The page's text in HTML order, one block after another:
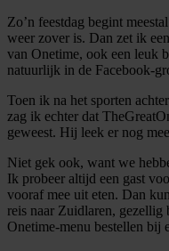
Zo’n feestdag begint
weer zover is. Dan zet ik
van Onetime, ook een leuk
natuurlijk in de Facebook-
Toen ik na het sporten
zag ik echter dat
geweest. Hij leek er nog
Niet gek ook, want we
Ik probeer altijd een gast
vooraf mee uit eten. Dan
reis naar Zuidlaren,
Onetime-menu bestellen bij